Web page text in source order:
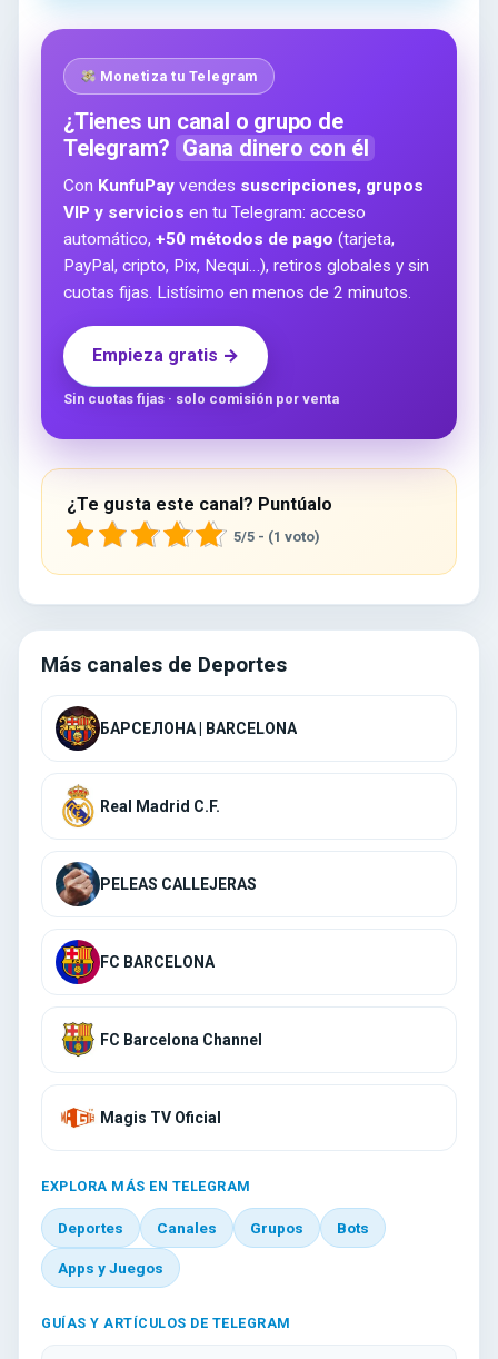
Monetiza tu Telegram
¿Tienes un canal o grupo de
Telegram? Gana dinero con él
Con KunfuPay vendes suscripciones, grupos
VIP y servicios en tu Telegram: acceso
automático, +50 métodos de pago (tarjeta,
PayPal, cripto, Pix, Nequi…), retiros globales y sin
cuotas fijas. Listísimo en menos de 2 minutos.
Empieza gratis →
Sin cuotas fijas · solo comisión por venta
¿Te gusta este canal? Puntúalo
5/5 - (1 voto)
Más canales de Deportes
БАРСЕЛОНА | BARCELONA
Real Madrid C.F.
PELEAS CALLEJERAS
FC BARCELONA
FC Barcelona Channel
Magis TV Oficial
EXPLORA MÁS EN TELEGRAM
Deportes Canales Grupos Bots
Apps y Juegos
GUÍAS Y ARTÍCULOS DE TELEGRAM